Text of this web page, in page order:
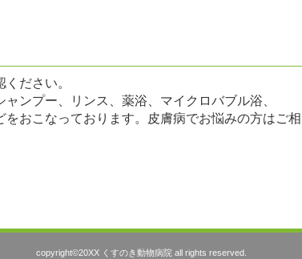
ださい。
ャンプー、リンス、薬浴、マイクロバブル浴、
おこなっております。皮膚病でお悩みの方はご相
copyright©20XX くすのき動物病院 all rights reserved.